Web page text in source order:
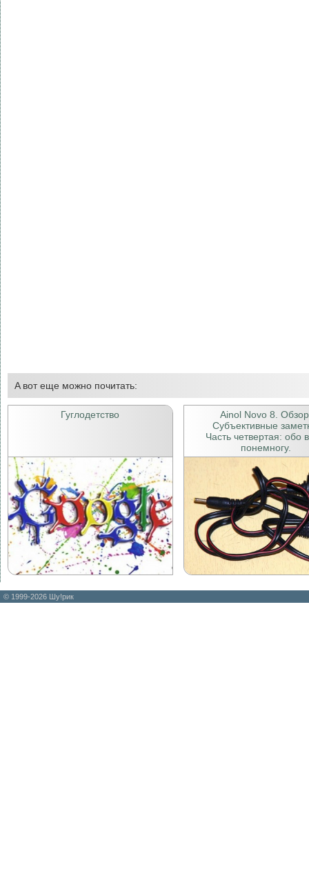
A вот еще можно почитать:
Гуглодетство
Ainol Novo 8.
Субъективные
Часть четвертая: обо
понемногу.
© 1999-2026 Шу!рик